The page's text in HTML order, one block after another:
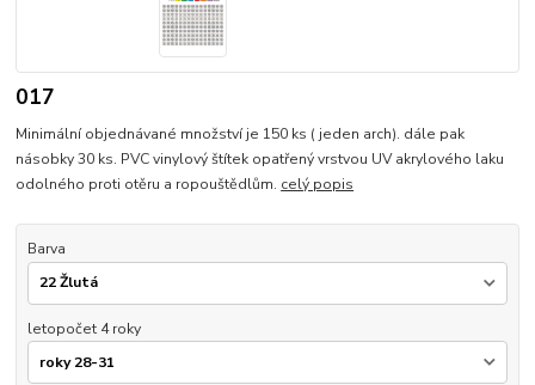
017
Minimální objednávané množství je 150 ks ( jeden arch). dále pak
násobky 30 ks. PVC vinylový štítek opatřený vrstvou UV akrylového laku
odolného proti otěru a ropouštědlům. celý popis
Barva
letopočet 4 roky